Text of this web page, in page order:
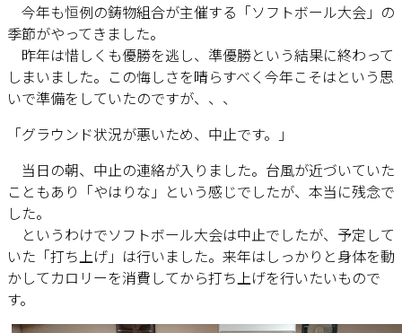
今年も恒例の鋳物組合が主催する「ソフトボール大会」の
季節がやってきました。
昨年は惜しくも優勝を逃し、準優勝という結果に終わって
しまいました。この悔しさを晴らすべく今年こそはという思
いで準備をしていたのですが、、、
「グラウンド状況が悪いため、中止です。」
当日の朝、中止の連絡が入りました。台風が近づいていた
こともあり「やはりな」という感じでしたが、本当に残念で
した。
というわけでソフトボール大会は中止でしたが、予定して
いた「打ち上げ」は行いました。来年はしっかりと身体を動
かしてカロリーを消費してから打ち上げを行いたいもので
す。